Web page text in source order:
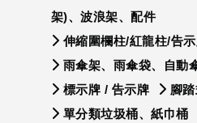
架)、波浪架、配件
伸縮圍欄柱/紅龍柱/告
雨傘架、雨傘袋、自動
標示牌 / 告示牌
腳
單分類垃圾桶、紙巾桶